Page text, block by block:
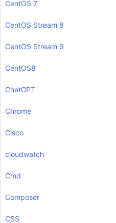
CentOS 7
CentOS Stream 8
CentOS Stream 9
CentOS8
ChatGPT
Chrome
Cisco
cloudwatch
Cmd
Composer
CSS